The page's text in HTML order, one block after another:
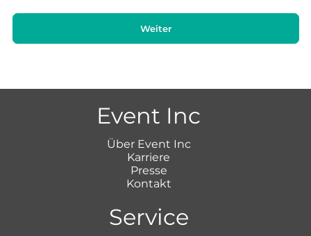
Weiter
Event Inc
Über Event Inc
Karriere
Presse
Kontakt
Service